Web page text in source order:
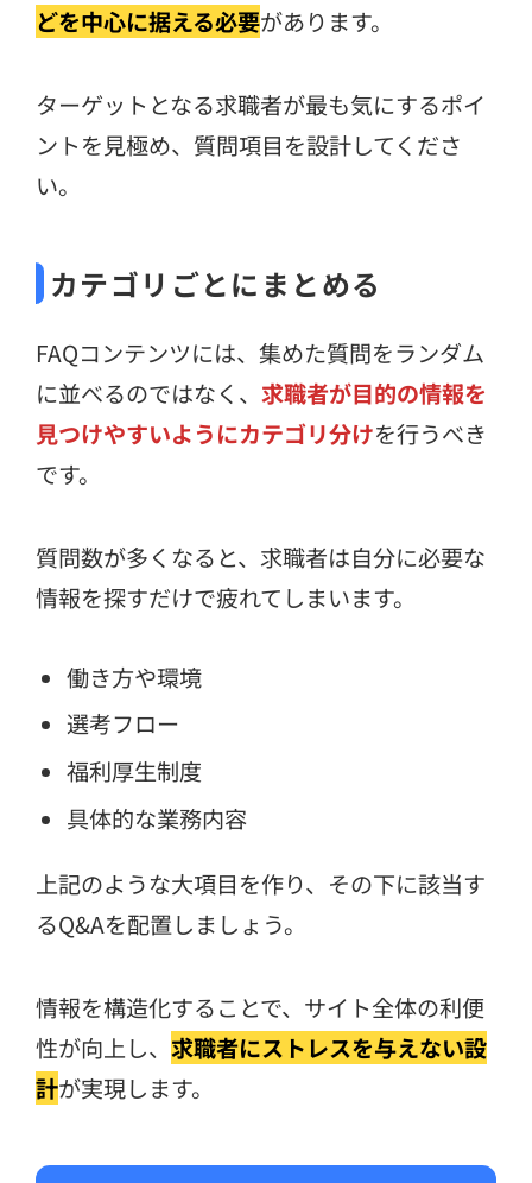
どを中心に据える必要があります。
ターゲットとなる求職者が最も気にするポイ
ントを見極め、質問項目を設計してくださ
い。
カテゴリごとにまとめる
FAQコンテンツには、集めた質問をランダム
に並べるのではなく、 求職者が目的の情報を
見つけやすいようにカテゴリ分けを行うべき
です。
質問数が多くなると、求職者は自分に必要な
情報を探すだけで疲れてしまいます。
働き方や環境
選考フロー
福利厚生制度
具体的な業務内容
上記のような大項目を作り、その下に該当す
るQ&Aを配置しましょう。
情報を構造化することで、サイト全体の利便
性が向上し、 求職者にストレスを与えない設
計が実現します。